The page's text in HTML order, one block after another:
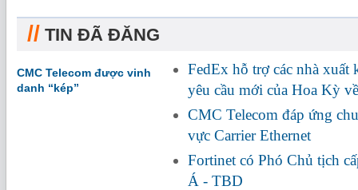
// TIN ĐÃ ĐĂNG
CMC Telecom được vinh
danh “kép”
FedEx hỗ trợ các nhà xuất
yêu cầu mới của Hoa Kỳ
CMC Telecom đáp ứng
vực Carrier Ethernet
Fortinet có Phó Chủ tịch
Á - TBD